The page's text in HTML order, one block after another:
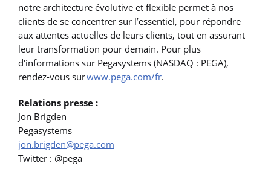
notre architecture évolutive et flexible permet à nos
clients de se concentrer sur l’essentiel, pour répondre
aux attentes actuelles de leurs clients, tout en assurant
leur transformation pour demain. Pour plus
d'informations sur Pegasystems (NASDAQ : PEGA),
rendez-vous surwww.pega.com/fr.
Relations presse :
Jon Brigden
Pegasystems
jon.brigden@pega.com
Twitter : @pega